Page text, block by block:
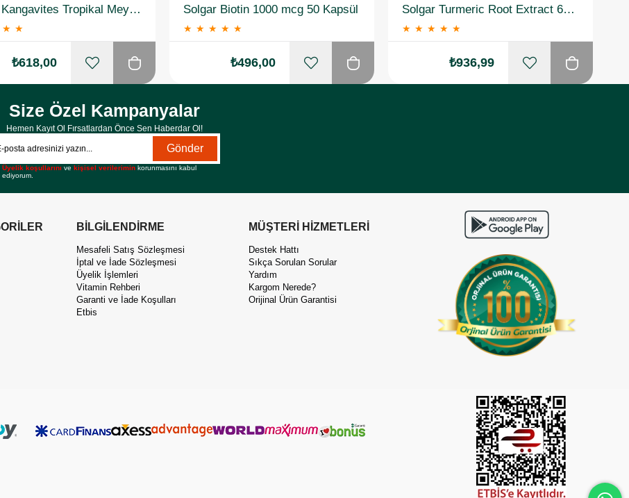
Solgar Kangavites Tropikal Meyve Aromalı 60 Tablet
★ ★
₺618,00
Solgar Biotin 1000 mcg 50 Kapsül
★ ★ ★ ★ ★
₺496,00
Solgar Turmeric Root Extract 60 Kapsül
★ ★ ★ ★ ★
₺936,99
Size Özel Kampanyalar
Hemen Kayıt Ol Fırsatlardan Önce Sen Haberdar Ol!
Gönder
Üyelik koşullarını vekişisel verilerimin korunmasını kabul
ediyorum.
BİLGİLENDİRME
Mesafeli Satış Sözleşmesi
İptal ve İade Sözleşmesi
Üyelik İşlemleri
Vitamin Rehberi
Garanti ve İade Koşulları
Etbis
MÜŞTERİ HİZMETLERİ
Destek Hattı
Sıkça Sorulan Sorular
Yardım
Kargom Nerede?
Orijinal Ürün Garantisi